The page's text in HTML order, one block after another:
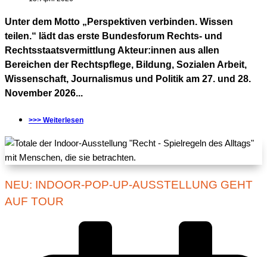
Unter dem Motto „Perspektiven verbinden. Wissen
teilen.“ lädt das erste Bundesforum Rechts- und
Rechtsstaatsvermittlung Akteur:innen aus allen
Bereichen der Rechtspflege, Bildung, Sozialen Arbeit,
Wissenschaft, Journalismus und Politik am 27. und 28.
November 2026...
>>> Weiterlesen
NEU: INDOOR-POP-UP-AUSSTELLUNG GEHT
AUF TOUR